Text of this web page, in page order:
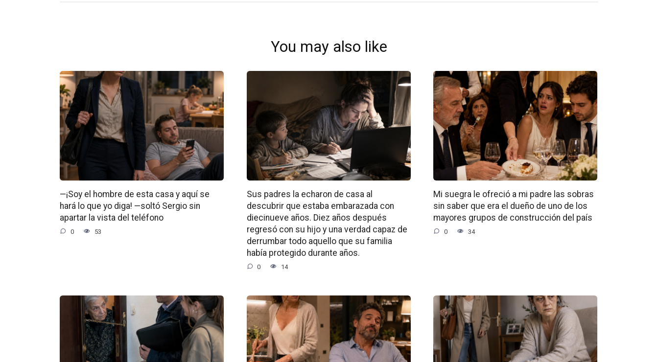
You may also like
—¡Soy el hombre de esta casa y aquí se
hará lo que yo diga! —soltó Sergio sin
apartar la vista del teléfono
0 53
Sus padres la echaron de casa al
descubrir que estaba embarazada con
diecinueve años. Diez años después
regresó con su hijo y una verdad capaz de
derrumbar todo aquello que su familia
había protegido durante años.
0 14
Mi suegra le ofreció a mi padre las sobras
sin saber que era el dueño de uno de los
mayores grupos de construcción del país
0 34